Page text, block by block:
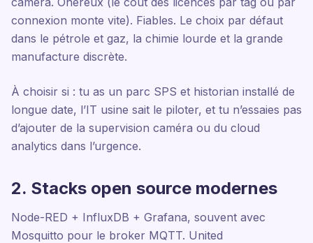
connexion monte vite). Fiables. Le choix par défaut
dans le pétrole et gaz, la chimie lourde et la grande
manufacture discrète.
À choisir si : tu as un parc SPS et historian installé de
longue date, l’IT usine sait le piloter, et tu n’essaies pas
d’ajouter de la supervision caméra ou du cloud
analytics dans l’urgence.
2. Stacks open source modernes
Node-RED + InfluxDB + Grafana, souvent avec
Mosquitto pour le broker MQTT. United